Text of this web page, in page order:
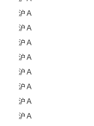
沪Ａ
沪Ａ
沪Ａ
沪Ａ
沪Ａ
沪Ａ
沪Ａ
沪Ａ